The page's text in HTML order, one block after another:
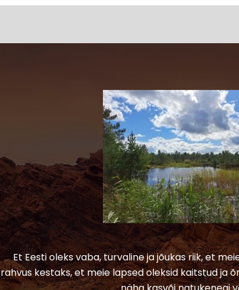
Et Eesti oleks vaba, turvaline ja jõukas riik, et
rahvus kestaks, et meie lapsed oleksid kaitstud ja